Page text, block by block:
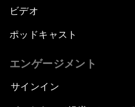
ビデオ
ポッドキャスト
エンゲージメント
サインイン